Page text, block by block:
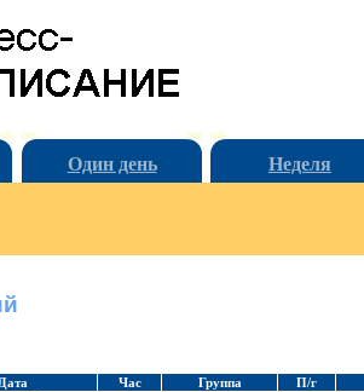
Один день Неделя
Дата Час Группа
П/г